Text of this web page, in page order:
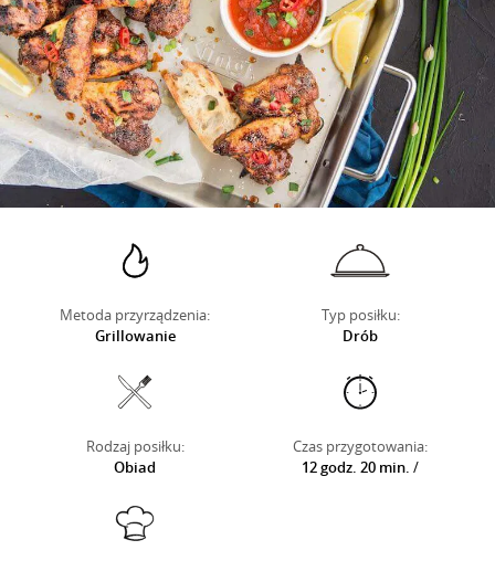
Metoda przyrządzenia:
Grillowanie
Typ posiłku:
Drób
Rodzaj posiłku:
Obiad
Czas przygotowania:
12 godz. 20 min. /